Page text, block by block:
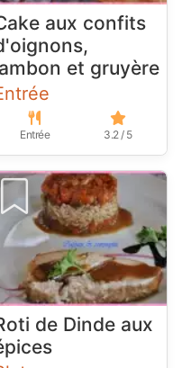
aux confits
et gruyère
Entrée 3.2 / 5
de Dinde aux